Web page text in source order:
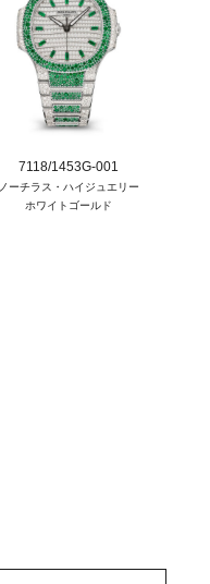
7118/1453G-001
ノーチラス・ハイジュエリー
ホワイトゴールド